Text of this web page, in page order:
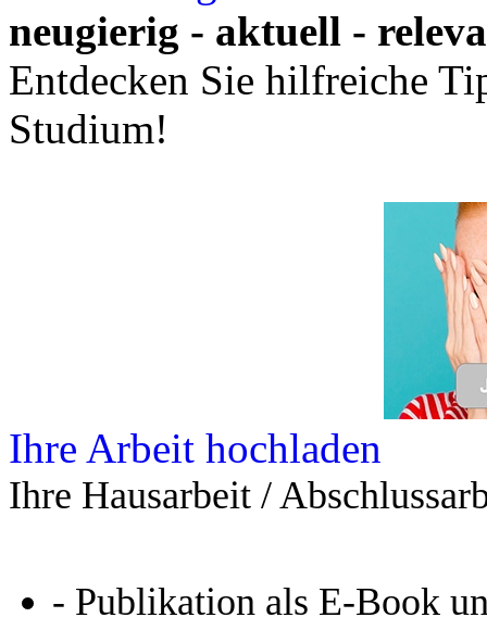
neugierig - aktuell -
Entdecken Sie hilfreiche
Studium!
Ihre Arbeit hochladen
Ihre Hausarbeit /
- Publikation als E-Book